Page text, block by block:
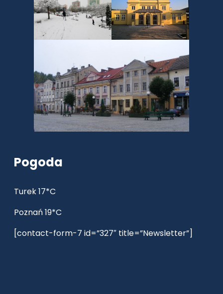
Pogoda
Turek 17*C
Poznań 19*C
[contact-form-7 id=”327″ title=”Newsletter”]